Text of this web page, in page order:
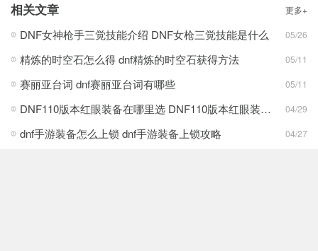
相关文章 更多+
DNF女神枪手三觉技能介绍 DNF女枪三觉技能是什么 05/26
精炼的时空石怎么得 dnf精炼的时空石获得方法 05/11
赛丽亚台词 dnf赛丽亚台词有哪些 05/11
DNF110版本红眼装备在哪里选 DNF110版本红眼装备强度 04/29
dnf手游装备怎么上锁 dnf手游装备上锁攻略 04/27